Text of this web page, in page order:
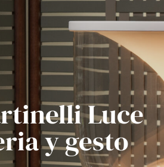
Luce
y gesto